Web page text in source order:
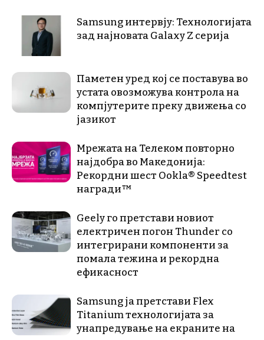
Samsung интервју: Технологијата
зад најновата Galaxy Z серија
Паметен уред кој се поставува во
устата овозможува контрола на
компјутерите преку движења со
јазикот
Мрежата на Телеком повторно
најдобра во Македонија:
Рекордни шест Ookla® Speedtest
награди™
Geely го претстави новиот
електричен погон Thunder со
интегрирани компоненти за
помала тежина и рекордна
ефикасност
Samsung ја претстави Flex
Titanium технологијата за
унапредување на екраните на